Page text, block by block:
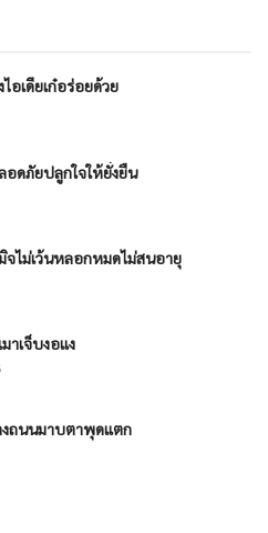
อเดียเก๋อร่อยด้วย
ดภัยปลูกใจให้ยั่งยืน
จไม่เว้นหลอกหมดไม่สนอายุ
าเจ็บงอแง
ถนนมาบตาพุดแตก